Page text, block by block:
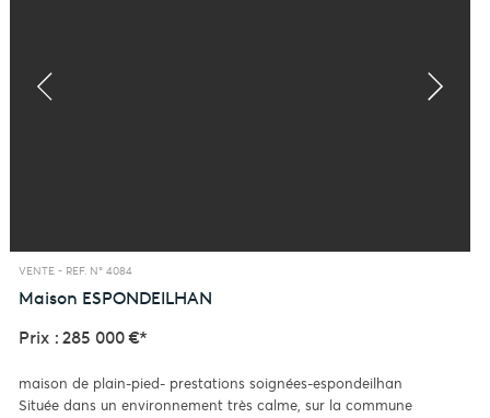
VENTE - REF. N° 4084
Maison ESPONDEILHAN
Prix : 285 000 €*
maison de plain-pied- prestations soignées-espondeilhan
Située dans un environnement très calme, sur la commune